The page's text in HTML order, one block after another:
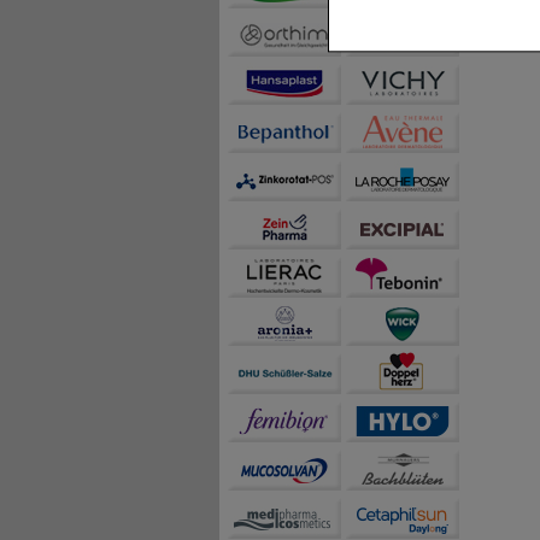
beispielsweise für
sammeln, mit deren
auch die Werbung auf
teilweise an Dritte